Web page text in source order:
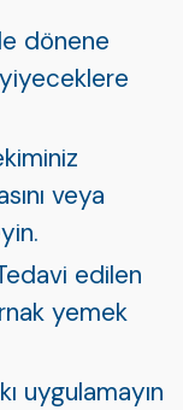
dönene
veya
edilen
yemek
uygulamayın